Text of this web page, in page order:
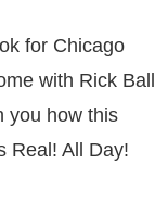
for Chicago
with Rick Ball
you how this
Real! All Day!